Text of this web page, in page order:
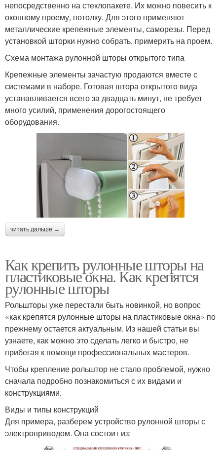
непосредственно на стеклопакете. Их можно повесить к
оконному проему, потолку. Для этого применяют
металлические крепежные элементы, саморезы. Перед
установкой шторки нужно собрать, примерить на проем.
Схема монтажа рулонной шторы открытого типа
Крепежные элементы зачастую продаются вместе с
системами в наборе. Готовая штора открытого вида
устанавливается всего за двадцать минут, не требует
много усилий, применения дорогостоящего
оборудования.
читать дальше →
Как крепить рулонные шторы на
пластиковые окна. Как крепятся
рулонные шторы
Рольшторы уже перестали быть новинкой, но вопрос
«как крепятся рулонные шторы на пластиковые окна» по
прежнему остается актуальным. Из нашей статьи вы
узнаете, как можно это сделать легко и быстро, не
прибегая к помощи профессиональных мастеров.
Чтобы крепление рольштор не стало проблемой, нужно
сначала подробно познакомиться с их видами и
конструкциями.
Виды и типы конструкций
Для примера, разберем устройство рулонной шторы с
электроприводом. Она состоит из: